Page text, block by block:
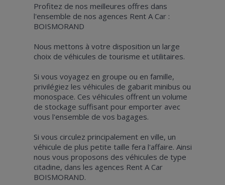
Profitez de nos meilleures offres dans
l'ensemble de nos agences Rent A Car :
BOISMORAND
Nous mettons à votre disposition un large
choix de véhicules de tourisme et utilitaires.
Si vous voyagez en groupe ou en famille,
privilégiez les véhicules de gabarit minibus ou
monospace. Ces véhicules offrent un volume
de stockage suffisant pour emporter avec
vous l'ensemble de vos bagages.
Si vous circulez principalement en ville, un
véhicule de plus petite taille fera l'affaire. Ainsi
nous vous proposons des véhicules de type
citadine, dans les agences Rent A Car
BOISMORAND.